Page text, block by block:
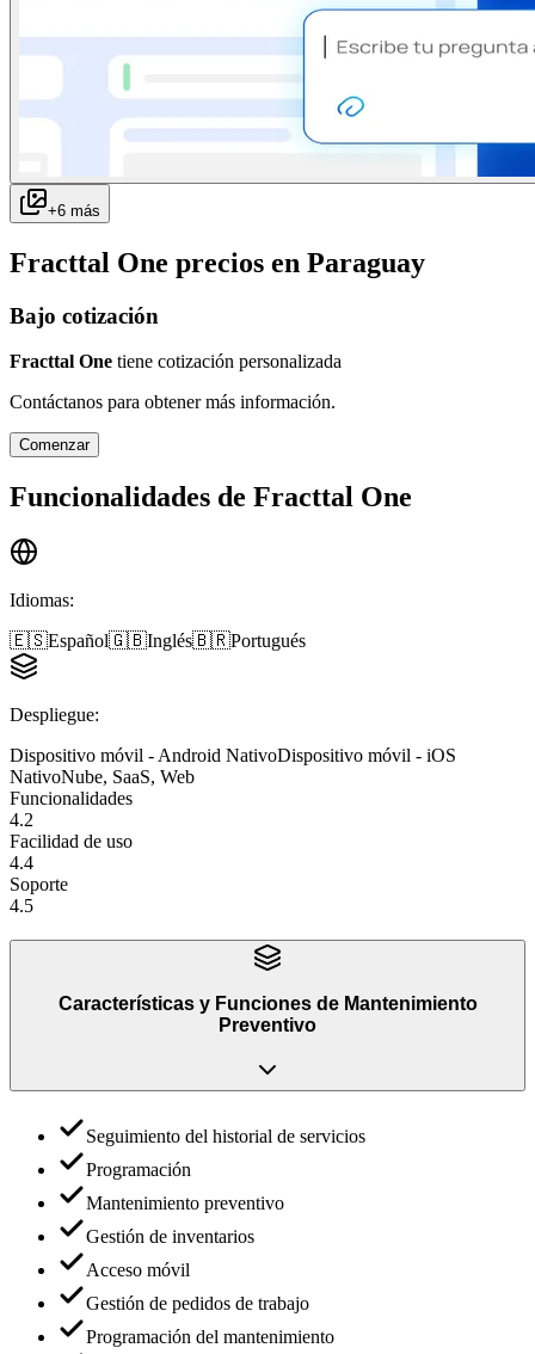
+6 más
Fracttal One precios en Paraguay
Bajo cotización
Fracttal One tiene cotización personalizada
Contáctanos para obtener más información.
Comenzar
Funcionalidades de Fracttal One
Idiomas:
🇪🇸Español🇬🇧Inglés🇧🇷Portugués
Despliegue:
Dispositivo móvil - Android NativoDispositivo móvil - iOS
NativoNube, SaaS, Web
Funcionalidades
4.2
Facilidad de uso
4.4
Soporte
4.5
Características y Funciones de Mantenimiento
Preventivo
Seguimiento del historial de servicios
Programación
Mantenimiento preventivo
Gestión de inventarios
Acceso móvil
Gestión de pedidos de trabajo
Programación del mantenimiento